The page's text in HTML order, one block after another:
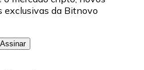
exclusivas da Bitnovo
Assinar